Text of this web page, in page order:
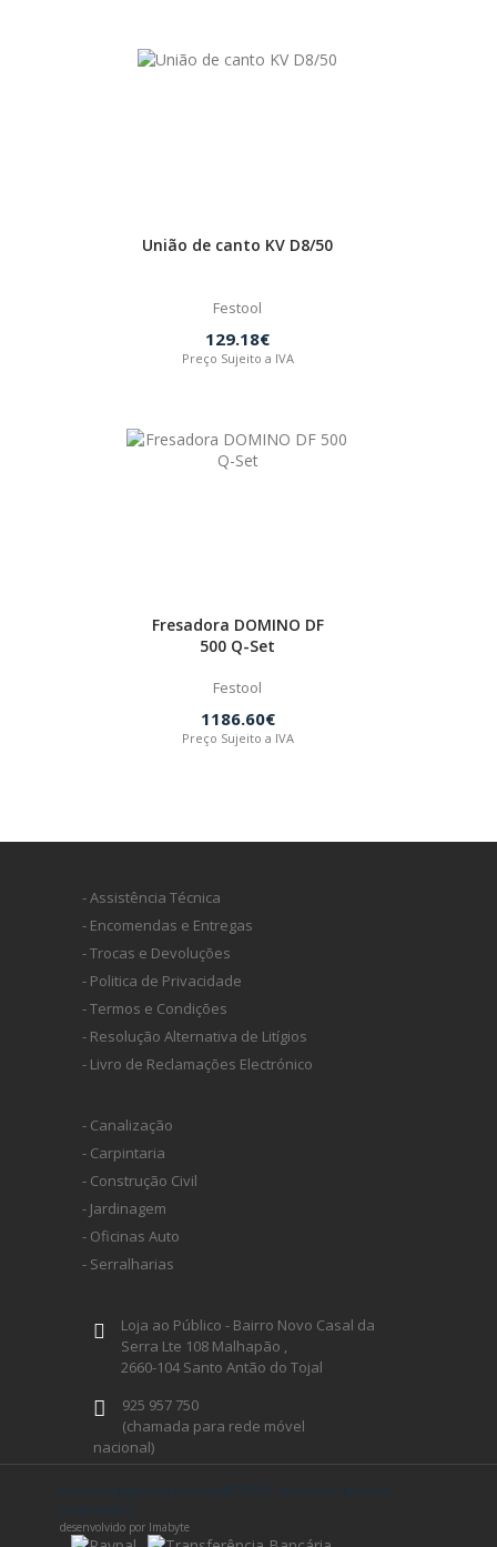
União de canto KV D8/50
Festool
129.18€
Preço Sujeito a IVA
Fresadora DOMINO DF
500 Q-Set
Festool
1186.60€
Preço Sujeito a IVA
- Assistência Técnica
- Encomendas e Entregas
- Trocas e Devoluções
- Politica de Privacidade
- Termos e Condições
- Resolução Alternativa de Litígios
- Livro de Reclamações Electrónico
- Canalização
- Carpintaria
- Construção Civil
- Jardinagem
- Oficinas Auto
- Serralharias
Loja ao Público - Bairro Novo Casal da
Serra Lte 108 Malhapão ,
2660-104 Santo Antão do Tojal
925 957 750
(chamada para rede móvel
nacional)
geral@ferramentaprofissional.pt
ferramentaprofissional.pt® 2026 - todos os direitos
reservados
desenvolvido por Imabyte